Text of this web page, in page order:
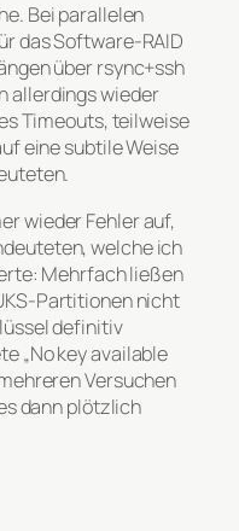
Bei parallelen
das Software-RAID
über rsync+ssh
allerdings wieder
Timeouts, teilweise
eine subtile Weise
wieder Fehler auf,
welche ich
Mehrfach ließen
Partitionen nicht
definitiv
„No key available
Versuchen
dann plötzlich